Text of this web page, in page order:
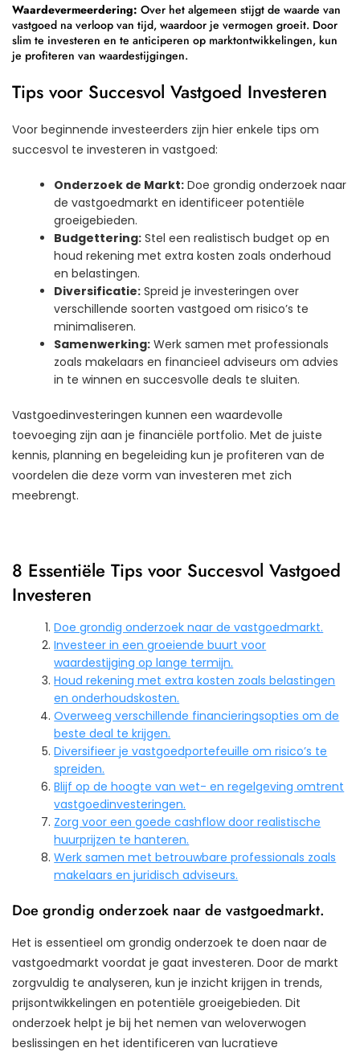
Waardevermeerdering: Over het algemeen stijgt de waarde van
vastgoed na verloop van tijd, waardoor je vermogen groeit. Door
slim te investeren en te anticiperen op marktontwikkelingen, kun
je profiteren van waardestijgingen.
Tips voor Succesvol Vastgoed Investeren
Voor beginnende investeerders zijn hier enkele tips om
succesvol te investeren in vastgoed:
Onderzoek de Markt: Doe grondig onderzoek naar
de vastgoedmarkt en identificeer potentiële
groeigebieden.
Budgettering: Stel een realistisch budget op en
houd rekening met extra kosten zoals onderhoud
en belastingen.
Diversificatie: Spreid je investeringen over
verschillende soorten vastgoed om risico’s te
minimaliseren.
Samenwerking: Werk samen met professionals
zoals makelaars en financieel adviseurs om advies
in te winnen en succesvolle deals te sluiten.
Vastgoedinvesteringen kunnen een waardevolle
toevoeging zijn aan je financiële portfolio. Met de juiste
kennis, planning en begeleiding kun je profiteren van de
voordelen die deze vorm van investeren met zich
meebrengt.
8 Essentiële Tips voor Succesvol Vastgoed
Investeren
Doe grondig onderzoek naar de vastgoedmarkt.
Investeer in een groeiende buurt voor
waardestijging op lange termijn.
Houd rekening met extra kosten zoals belastingen
en onderhoudskosten.
Overweeg verschillende financieringsopties om de
beste deal te krijgen.
Diversifieer je vastgoedportefeuille om risico’s te
spreiden.
Blijf op de hoogte van wet- en regelgeving omtrent
vastgoedinvesteringen.
Zorg voor een goede cashflow door realistische
huurprijzen te hanteren.
Werk samen met betrouwbare professionals zoals
makelaars en juridisch adviseurs.
Doe grondig onderzoek naar de vastgoedmarkt.
Het is essentieel om grondig onderzoek te doen naar de
vastgoedmarkt voordat je gaat investeren. Door de markt
zorgvuldig te analyseren, kun je inzicht krijgen in trends,
prijsontwikkelingen en potentiële groeigebieden. Dit
onderzoek helpt je bij het nemen van weloverwogen
beslissingen en het identificeren van lucratieve